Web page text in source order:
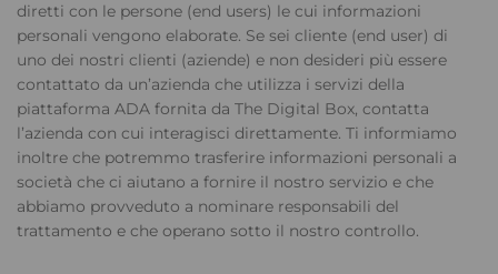
diretti con le persone (end users) le cui informazioni
personali vengono elaborate. Se sei cliente (end user) di
uno dei nostri clienti (aziende) e non desideri più essere
contattato da un’azienda che utilizza i servizi della
piattaforma ADA fornita da The Digital Box, contatta
l’azienda con cui interagisci direttamente. Ti informiamo
inoltre che potremmo trasferire informazioni personali a
società che ci aiutano a fornire il nostro servizio e che
abbiamo provveduto a nominare responsabili del
trattamento e che operano sotto il nostro controllo.